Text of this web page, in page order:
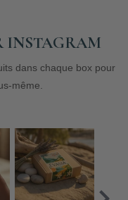
INSTAGRAM
dans chaque box pour
même.